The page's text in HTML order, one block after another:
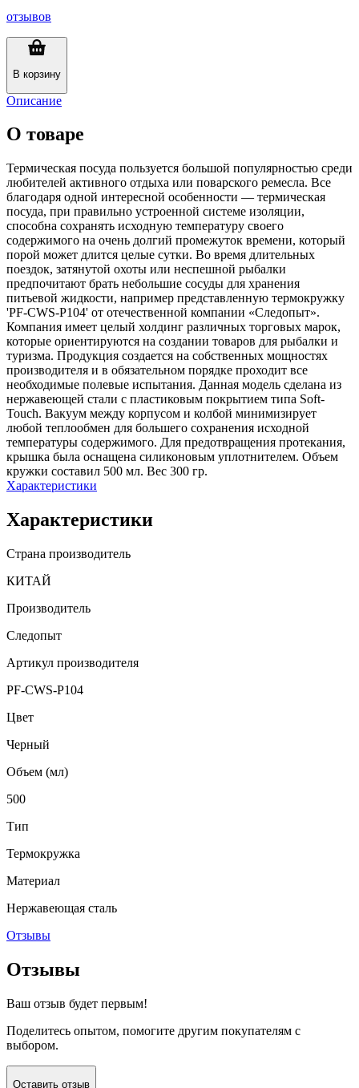
отзывов
В корзину
Описание
О товаре
Термическая посуда пользуется большой популярностью среди
любителей активного отдыха или поварского ремесла. Все
благодаря одной интересной особенности — термическая
посуда, при правильно устроенной системе изоляции,
способна сохранять исходную температуру своего
содержимого на очень долгий промежуток времени, который
порой может длится целые сутки. Во время длительных
поездок, затянутой охоты или неспешной рыбалки
предпочитают брать небольшие сосуды для хранения
питьевой жидкости, например представленную термокружку
'PF-CWS-P104' от отечественной компании «Следопыт».
Компания имеет целый холдинг различных торговых марок,
которые ориентируются на создании товаров для рыбалки и
туризма. Продукция создается на собственных мощностях
производителя и в обязательном порядке проходит все
необходимые полевые испытания. Данная модель сделана из
нержавеющей стали с пластиковым покрытием типа Soft-
Touch. Вакуум между корпусом и колбой минимизирует
любой теплообмен для большего сохранения исходной
температуры содержимого. Для предотвращения протекания,
крышка была оснащена силиконовым уплотнителем. Объем
кружки составил 500 мл. Вес 300 гр.
Характеристики
Характеристики
Страна производитель
КИТАЙ
Производитель
Следопыт
Артикул производителя
PF-CWS-P104
Цвет
Черный
Объем (мл)
500
Тип
Термокружка
Материал
Нержавеющая сталь
Отзывы
Отзывы
Ваш отзыв будет первым!
Поделитесь опытом, помогите другим покупателям с
выбором.
Оставить отзыв